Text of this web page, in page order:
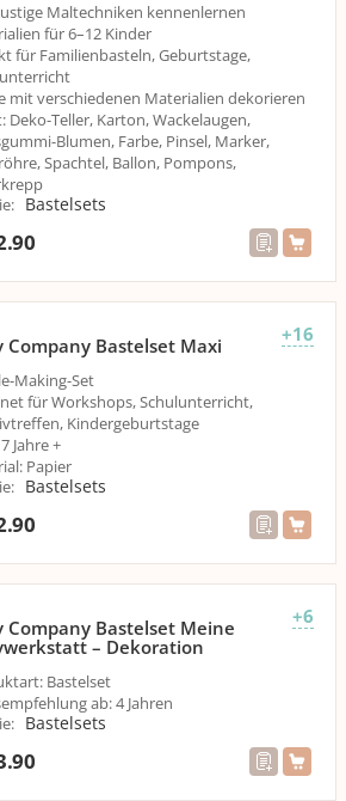
Maltechniken kennenlernen
für 6–12 Kinder
für Familienbasteln, Geburtstage,
mit verschiedenen Materialien dekorieren
Deko-Teller, Karton, Wackelaugen,
Blumen, Farbe, Pinsel, Marker,
Spachtel, Ballon, Pompons,
: Bastelsets
+16
Company Bastelset Maxi
Making-Set
für Workshops, Schulunterricht,
Kindergeburtstage
Jahre +
Papier
: Bastelsets
+6
Company Bastelset Meine
– Dekoration
Bastelset
ab: 4 Jahren
: Bastelsets